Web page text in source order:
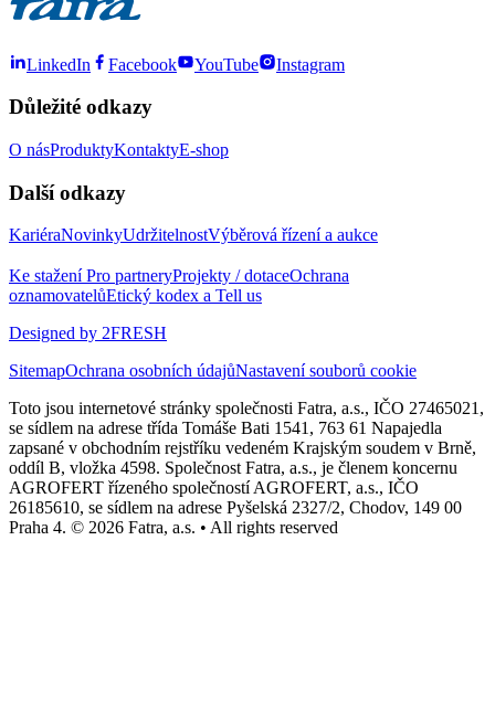
LinkedIn Facebook YouTube Instagram
Důležité odkazy
O násProduktyKontaktyE-shop
Další odkazy
KariéraNovinkyUdržitelnostVýběrová řízení a aukce
Ke staženíPro partneryProjekty / dotaceOchrana
oznamovatelůEtický kodex a Tell us
Designed by 2FRESH
SitemapOchrana osobních údajůNastavení souborů cookie
Toto jsou internetové stránky společnosti Fatra, a.s., IČO 27465021,
se sídlem na adrese třída Tomáše Bati 1541, 763 61 Napajedla
zapsané v obchodním rejstříku vedeném Krajským soudem v Brně,
oddíl B, vložka 4598. Společnost Fatra, a.s., je členem koncernu
AGROFERT řízeného společností AGROFERT, a.s., IČO
26185610, se sídlem na adrese Pyšelská 2327/2, Chodov, 149 00
Praha 4. © 2026 Fatra, a.s. • All rights reserved